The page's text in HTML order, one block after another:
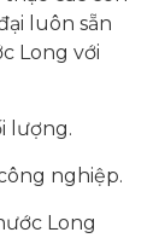
luôn sẵn
Long với
lượng.
nghiệp.
Long